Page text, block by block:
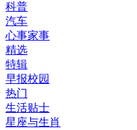
科普
汽车
心事家事
精选
特辑
早报校园
热门
生活贴士
星座与生肖